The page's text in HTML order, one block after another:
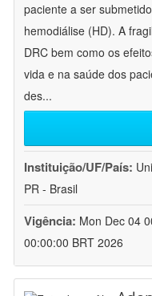
paciente a ser
hemodiálise (HD). A
DRC bem como os
vida e na saúde dos
des...
Instituição/UF/País:
PR - Brasil
Vigência: Mon Dec 04
00:00:00 BRT 2026